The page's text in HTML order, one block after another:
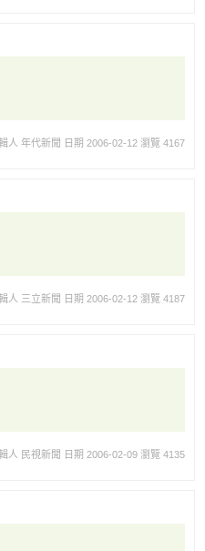
人 年代新聞 日期 2006-02-12 瀏覽 4167
人 三立新聞 日期 2006-02-12 瀏覽 4187
人 民視新聞 日期 2006-02-09 瀏覽 4135